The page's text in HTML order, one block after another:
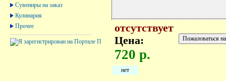
Сувениры на заказ
Кулинария
Прочее
отсутствует
Цена:
720 р.
нет